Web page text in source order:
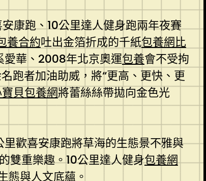
康跑、10公里達人健身跑兩年夜賽
養合約吐出金箔折成的千紙包養網比
愛華、2008年北京奧運包養會不受拘
跑者加油助威，將“更高、更快、更
貝包養網將蕾絲絲帶拋向金色光
歡喜安康跑將草海的生態景不雅與
雙重樂趣。10公里達人健身包養網
態與人文底蘊。